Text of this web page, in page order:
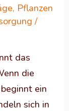
, Pflanzen
/
das
die
ein
sich in